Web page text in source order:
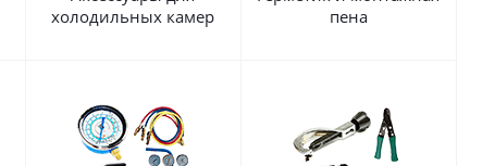
холодильных камер
пена